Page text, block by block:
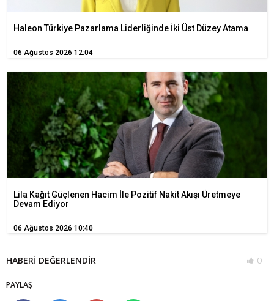
Haleon Türkiye Pazarlama Liderliğinde İki Üst Düzey Atama
06 Ağustos 2026 12:04
Lila Kağıt Güçlenen Hacim İle Pozitif Nakit Akışı Üretmeye
Devam Ediyor
06 Ağustos 2026 10:40
HABERİ DEĞERLENDİR 0
PAYLAŞ